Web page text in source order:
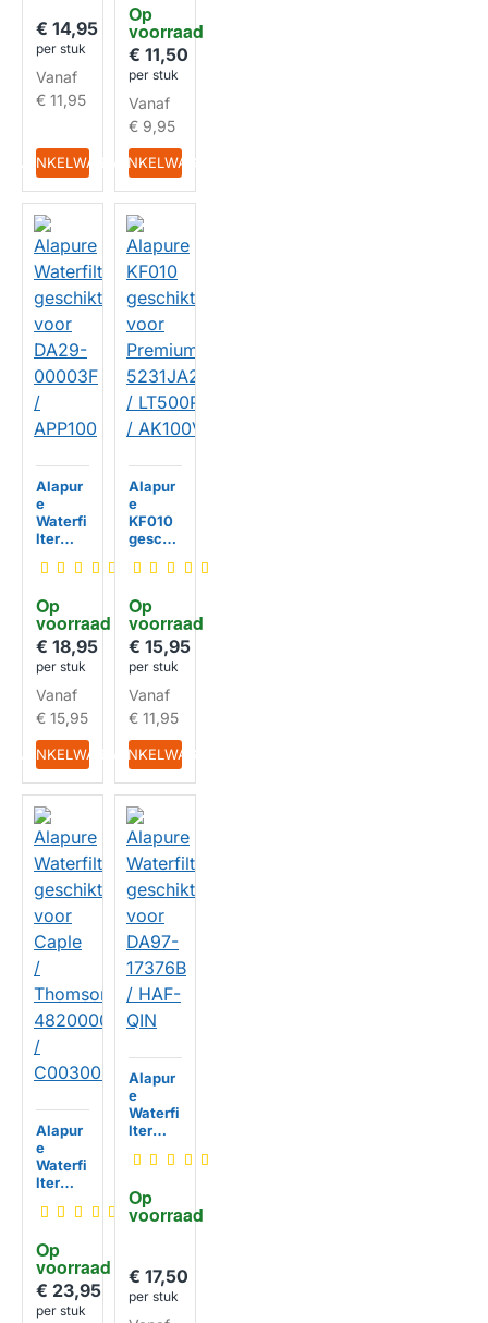
HUISMERK
00060
B
€ 14,95
per stuk
Vanaf
€ 11,95
IN WINKELWAGEN
HUISMERK
Op
voorraad
r stift
pen
koel-
vriesco
mbinati
e
70429
€ 11,50
per stuk
Vanaf
€ 9,95
IN WINKELWAGEN
HUISMERK
Op
voorraad
Alapur
e
Waterfi
lter
kt voor
00003
F /
APP10
0
€ 18,95
per stuk
Vanaf
€ 15,95
IN WINKELWAGEN
HUISMERK
Op
voorraad
Alapur
e
KF010
geschi
Premiu
5231JA
2002A
/ LT500
P
/ AK10
0V
€ 15,95
per stuk
Vanaf
€ 11,95
IN WINKELWAGEN
Op
voorraad
Alapur
e
Waterfi
lter
kt voor
Thoms
on
48200
009135
€ 23,95
per stuk
Op
voorraad
Alapur
e
Waterfi
lter
kt voor
17376B
/ HAF-
€ 17,50
per stuk